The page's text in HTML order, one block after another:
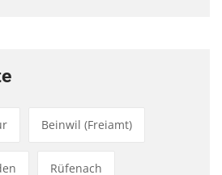
Beinwil (Freiamt)
Rüfenach